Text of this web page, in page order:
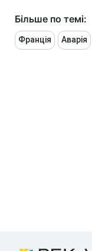
Більше по темі:
Франція Аварія